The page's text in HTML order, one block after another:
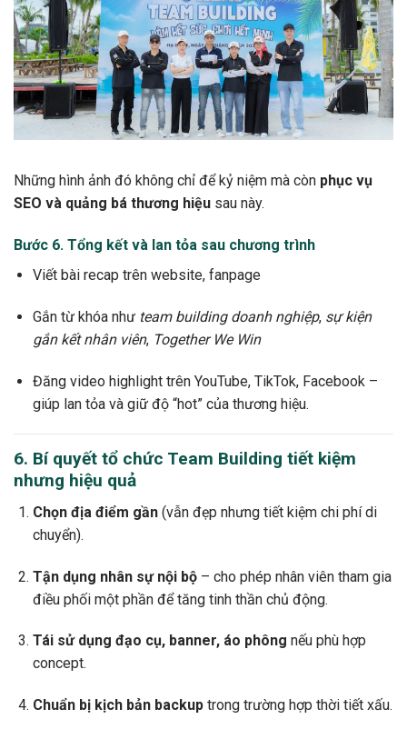
Những hình ảnh đó không chỉ để kỷ niệm mà còn phục vụ
SEO và quảng bá thương hiệu sau này.
Bước 6. Tổng kết và lan tỏa sau chương trình
Viết bài recap trên website, fanpage
Gắn từ khóa như team building doanh nghiệp, sự kiện
gắn kết nhân viên, Together We Win
Đăng video highlight trên YouTube, TikTok, Facebook –
giúp lan tỏa và giữ độ “hot” của thương hiệu.
6. Bí quyết tổ chức Team Building tiết kiệm
nhưng hiệu quả
Chọn địa điểm gần(vẫn đẹp nhưng tiết kiệm chi phí di
chuyển).
Tận dụng nhân sự nội bộ– cho phép nhân viên tham gia
điều phối một phần để tăng tinh thần chủ động.
Tái sử dụng đạo cụ, banner, áo phông nếu phù hợp
concept.
Chuẩn bị kịch bản backuptrong trường hợp thời tiết xấu.